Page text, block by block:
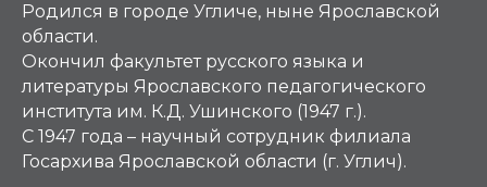
Родился в городе Угличе, ныне Ярославской
области.
Окончил факультет русского языка и
литературы Ярославского педагогического
института им. К.Д. Ушинского (1947 г.).
С 1947 года – научный сотрудник филиала
Госархива Ярославской области (г. Углич).